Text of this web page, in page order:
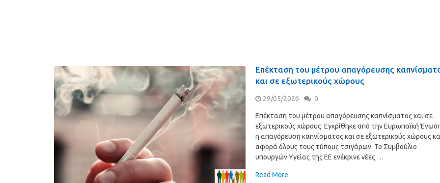
Επέκταση του μέτρου απαγόρευσης
και σε εξωτερικούς χώρους
29/05/2026 0
Επέκταση του μέτρου απαγόρευσης καπνίσματος και σε
εξωτερικούς χώρους: Εγκρίθηκε από την Ευρωπαϊκή
η απαγόρευση καπνίσματος και σε εξωτερικούς χώρους
αφορά όλους τους τύπους τσιγάρων. Το Συμβούλιο
υπουργών Υγείας της ΕΕ ενέκρινε νέες …
Read More